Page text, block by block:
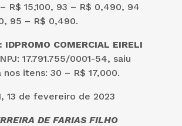
R$ 15,100, 93 – R$ 0,490, 94
95 – R$ 0,490.
IDPROMO COMERCIAL EIRELI
17.791.755/0001-54, saiu
itens: 30 – R$ 17,000.
13 de fevereiro de 2023
DE FARIAS FILHO